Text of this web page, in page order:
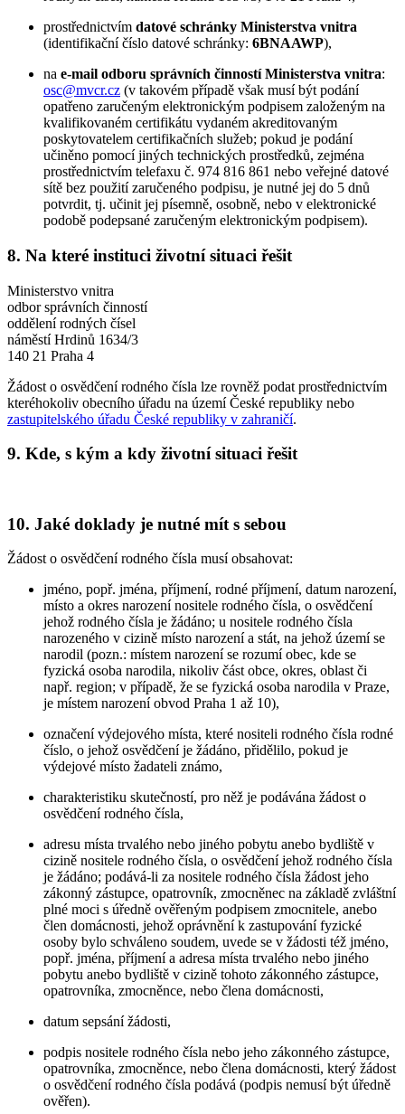
prostřednictvím datové schránky Ministerstva vnitra
(identifikační číslo datové schránky: 6BNAAWP),
na e-mail odboru správních činností Ministerstva vnitra:
osc@mvcr.cz (v takovém případě však musí být podání
opatřeno zaručeným elektronickým podpisem založeným na
kvalifikovaném certifikátu vydaném akreditovaným
poskytovatelem certifikačních služeb; pokud je podání
učiněno pomocí jiných technických prostředků, zejména
prostřednictvím telefaxu č. 974 816 861 nebo veřejné datové
sítě bez použití zaručeného podpisu, je nutné jej do 5 dnů
potvrdit, tj. učinit jej písemně, osobně, nebo v elektronické
podobě podepsané zaručeným elektronickým podpisem).
8. Na které instituci životní situaci řešit
Ministerstvo vnitra
odbor správních činností
oddělení rodných čísel
náměstí Hrdinů 1634/3
140 21 Praha 4
Žádost o osvědčení rodného čísla lze rovněž podat prostřednictvím
kteréhokoliv obecního úřadu na území České republiky nebo
zastupitelského úřadu České republiky v zahraničí.
9. Kde, s kým a kdy životní situaci řešit
10. Jaké doklady je nutné mít s sebou
Žádost o osvědčení rodného čísla musí obsahovat:
jméno, popř. jména, příjmení, rodné příjmení, datum narození,
místo a okres narození nositele rodného čísla, o osvědčení
jehož rodného čísla je žádáno; u nositele rodného čísla
narozeného v cizině místo narození a stát, na jehož území se
narodil (pozn.: místem narození se rozumí obec, kde se
fyzická osoba narodila, nikoliv část obce, okres, oblast či
např. region; v případě, že se fyzická osoba narodila v Praze,
je místem narození obvod Praha 1 až 10),
označení výdejového místa, které nositeli rodného čísla rodné
číslo, o jehož osvědčení je žádáno, přidělilo, pokud je
výdejové místo žadateli známo,
charakteristiku skutečností, pro něž je podávána žádost o
osvědčení rodného čísla,
adresu místa trvalého nebo jiného pobytu anebo bydliště v
cizině nositele rodného čísla, o osvědčení jehož rodného čísla
je žádáno; podává-li za nositele rodného čísla žádost jeho
zákonný zástupce, opatrovník, zmocněnec na základě zvláštní
plné moci s úředně ověřeným podpisem zmocnitele, anebo
člen domácnosti, jehož oprávnění k zastupování fyzické
osoby bylo schváleno soudem, uvede se v žádosti též jméno,
popř. jména, příjmení a adresa místa trvalého nebo jiného
pobytu anebo bydliště v cizině tohoto zákonného zástupce,
opatrovníka, zmocněnce, nebo člena domácnosti,
datum sepsání žádosti,
podpis nositele rodného čísla nebo jeho zákonného zástupce,
opatrovníka, zmocněnce, nebo člena domácnosti, který žádost
o osvědčení rodného čísla podává (podpis nemusí být úředně
ověřen).